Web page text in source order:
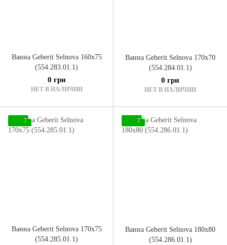
Ванна Geberit Selnova 160x75
(554.283.01.1)
0 грн
НЕТ В НАЛИЧИИ
Ванна Geberit Selnova 170x70
(554.284.01.1)
0 грн
НЕТ В НАЛИЧИИ
7
Ванна Geberit Selnova 170x75
(554.285.01.1)
7
Ванна Geberit Selnova 180x80
(554.286.01.1)